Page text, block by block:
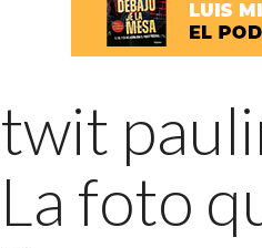
twit
La foto